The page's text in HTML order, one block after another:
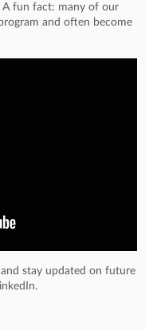
A fun fact: many of our
and often become
stay updated on future